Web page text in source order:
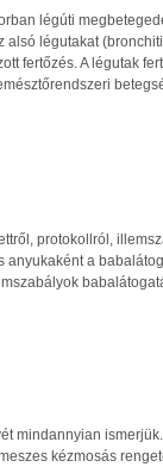
légúti
alsó légutakat
fertőzés. A légutak
protokollról,
anyukaként a
mindannyian
kézmosás